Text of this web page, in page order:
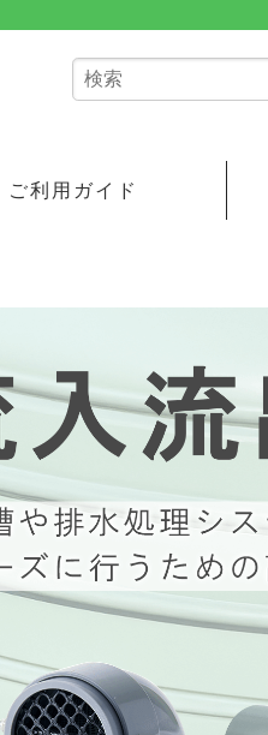
ご利用ガイド